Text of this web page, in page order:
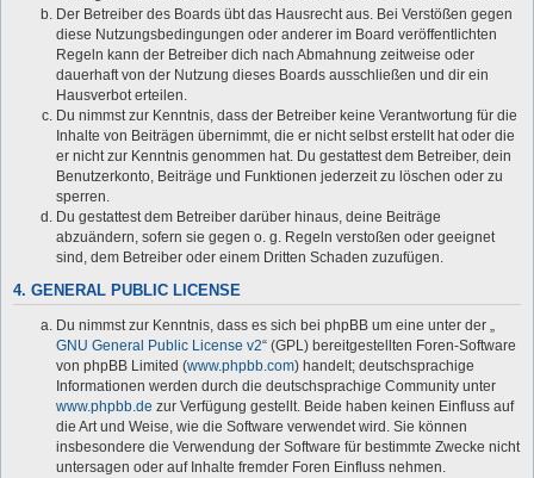
Der Betreiber des Boards übt das Hausrecht aus. Bei Verstößen gegen
diese Nutzungsbedingungen oder anderer im Board veröffentlichten
Regeln kann der Betreiber dich nach Abmahnung zeitweise oder
dauerhaft von der Nutzung dieses Boards ausschließen und dir ein
Hausverbot erteilen.
Du nimmst zur Kenntnis, dass der Betreiber keine Verantwortung für die
Inhalte von Beiträgen übernimmt, die er nicht selbst erstellt hat oder die
er nicht zur Kenntnis genommen hat. Du gestattest dem Betreiber, dein
Benutzerkonto, Beiträge und Funktionen jederzeit zu löschen oder zu
sperren.
Du gestattest dem Betreiber darüber hinaus, deine Beiträge
abzuändern, sofern sie gegen o. g. Regeln verstoßen oder geeignet
sind, dem Betreiber oder einem Dritten Schaden zuzufügen.
4. GENERAL PUBLIC LICENSE
Du nimmst zur Kenntnis, dass es sich bei phpBB um eine unter der „
GNU General Public License v2“ (GPL) bereitgestellten Foren-Software
von phpBB Limited (www.phpbb.com) handelt; deutschsprachige
Informationen werden durch die deutschsprachige Community unter
www.phpbb.de zur Verfügung gestellt. Beide haben keinen Einfluss auf
die Art und Weise, wie die Software verwendet wird. Sie können
insbesondere die Verwendung der Software für bestimmte Zwecke nicht
untersagen oder auf Inhalte fremder Foren Einfluss nehmen.